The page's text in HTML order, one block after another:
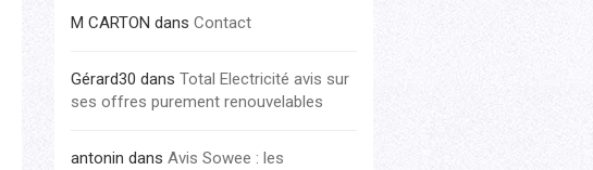
M CARTON dans Contact
Gérard30 dans Total Electricité avis sur
ses offres purement renouvelables
antonin dans Avis Sowee : les